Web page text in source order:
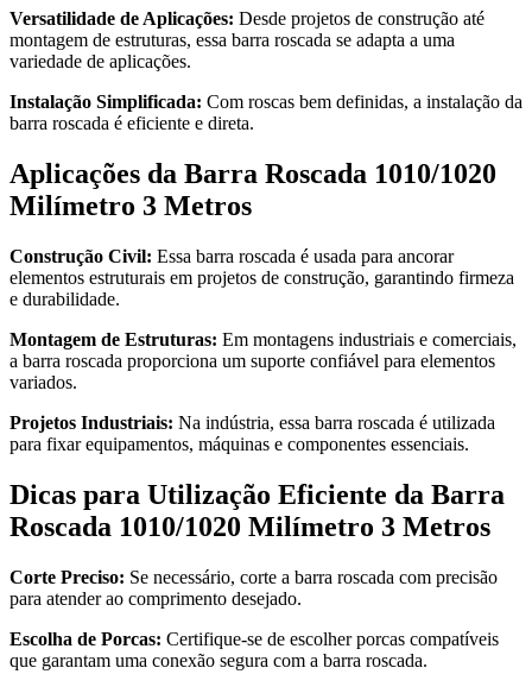
Versatilidade de Aplicações: Desde projetos de construção até
montagem de estruturas, essa barra roscada se adapta a uma
variedade de aplicações.
Instalação Simplificada: Com roscas bem definidas, a instalação da
barra roscada é eficiente e direta.
Aplicações da Barra Roscada 1010/1020
Milímetro 3 Metros
Construção Civil: Essa barra roscada é usada para ancorar
elementos estruturais em projetos de construção, garantindo firmeza
e durabilidade.
Montagem de Estruturas: Em montagens industriais e comerciais,
a barra roscada proporciona um suporte confiável para elementos
variados.
Projetos Industriais: Na indústria, essa barra roscada é utilizada
para fixar equipamentos, máquinas e componentes essenciais.
Dicas para Utilização Eficiente da Barra
Roscada 1010/1020 Milímetro 3 Metros
Corte Preciso: Se necessário, corte a barra roscada com precisão
para atender ao comprimento desejado.
Escolha de Porcas: Certifique-se de escolher porcas compatíveis
que garantam uma conexão segura com a barra roscada.